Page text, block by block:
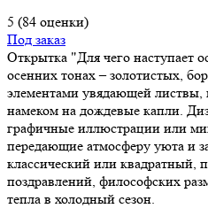
5 (84 оценки)
Под заказ
Открытка "Для чего наступает
осенних тонах – золотистых,
элементами увядающей листвы,
намеком на дождевые капли.
графичные иллюстрации или
передающие атмосферу уюта и
классический или квадратный,
поздравлений, философских
тепла в холодный сезон.